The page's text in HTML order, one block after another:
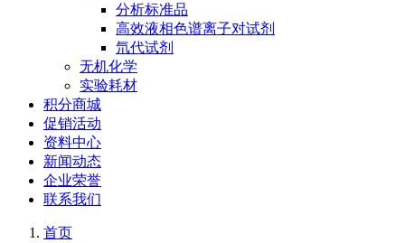
分析标准品
高效液相色谱离子对试剂
氘代试剂
无机化学
实验耗材
积分商城
促销活动
资料中心
新闻动态
企业荣誉
联系我们
首页